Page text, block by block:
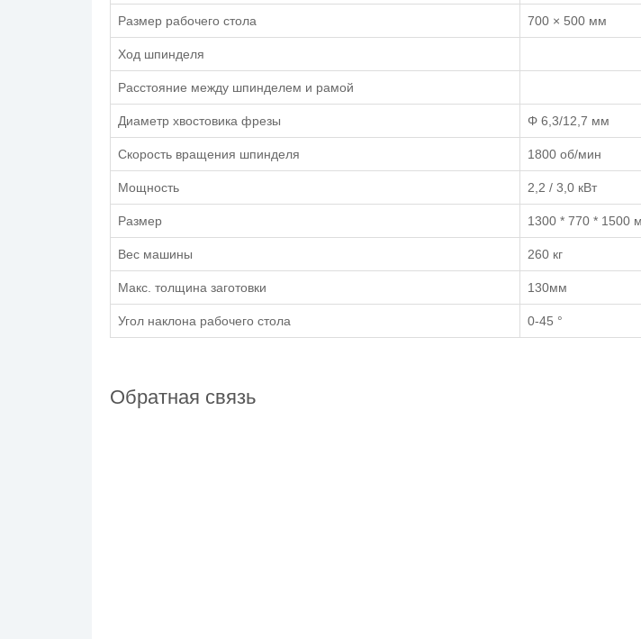
Размер рабочего стола 700 × 500 мм
Ход шпинделя
Расстояние между шпинделем и рамой
Диаметр хвостовика фрезы Φ 6,3/12,7 мм
Скорость вращения шпинделя 1800 об/мин
Мощность 2,2 / 3,0 кВт
Размер 1300 * 770 * 1500
Вес машины 260 кг
Макс. толщина заготовки 130мм
Угол наклона рабочего стола 0-45 °
Обратная связь